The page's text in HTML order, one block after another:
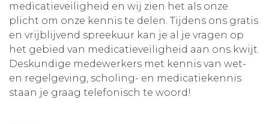
medicatieveiligheid en wij zien het als onze
plicht om onze kennis te delen. Tijdens ons gratis
en vrijblijvend spreekuur kan je al je vragen op
het gebied van medicatieveiligheid aan ons kwijt.
Deskundige medewerkers met kennis van wet-
en regelgeving, scholing- en medicatiekennis
staan je graag telefonisch te woord!